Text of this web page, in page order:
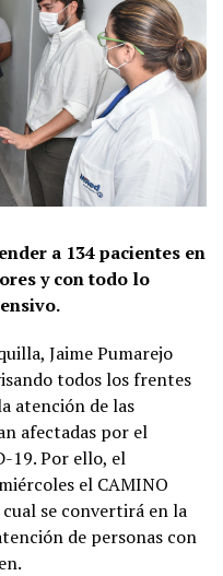
a 134 pacientes en
y con todo lo
Jaime Pumarejo
todos los frentes
atención de las
afectadas por el
19. Por ello, el
el CAMINO
se convertirá en la
de personas con